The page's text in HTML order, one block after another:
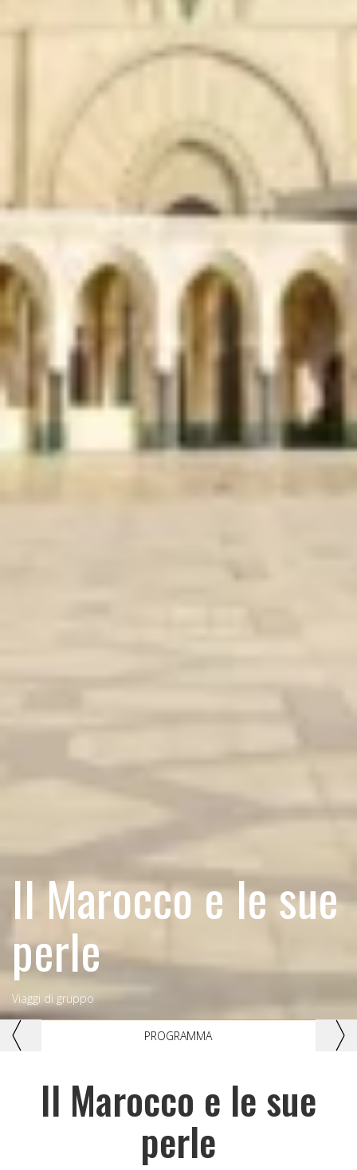
Il Marocco e le sue
perle
Viaggi di gruppo
PROGRAMMA
Il Marocco e le sue
perle